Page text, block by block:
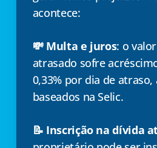
acontece:
💸 Multa e juros: o
atrasado sofre
0,33% por dia de
baseados na Selic.
📝 Inscrição na dívida